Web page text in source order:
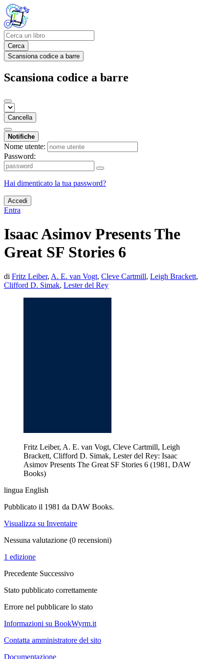
Cerca
Scansiona codice a barre
Scansiona codice a barre
Cancella
Notifiche
Nome utente:
Password:
Hai dimenticato la tua password?
Accedi
Entra
Isaac Asimov Presents The
Great SF Stories 6
di Fritz Leiber, A. E. van Vogt, Cleve Cartmill, Leigh Brackett,
Clifford D. Simak, Lester del Rey
Fritz Leiber, A. E. van Vogt, Cleve Cartmill, Leigh
Brackett, Clifford D. Simak, Lester del Rey: Isaac
Asimov Presents The Great SF Stories 6 (1981, DAW
Books)
lingua English
Pubblicato il 1981 da DAW Books.
Visualizza su Inventaire
Nessuna valutazione (0 recensioni)
1 edizione
Precedente Successivo
Stato pubblicato correttamente
Errore nel pubblicare lo stato
Informazioni su BookWyrm.it
Contatta amministratore del sito
Documentazione